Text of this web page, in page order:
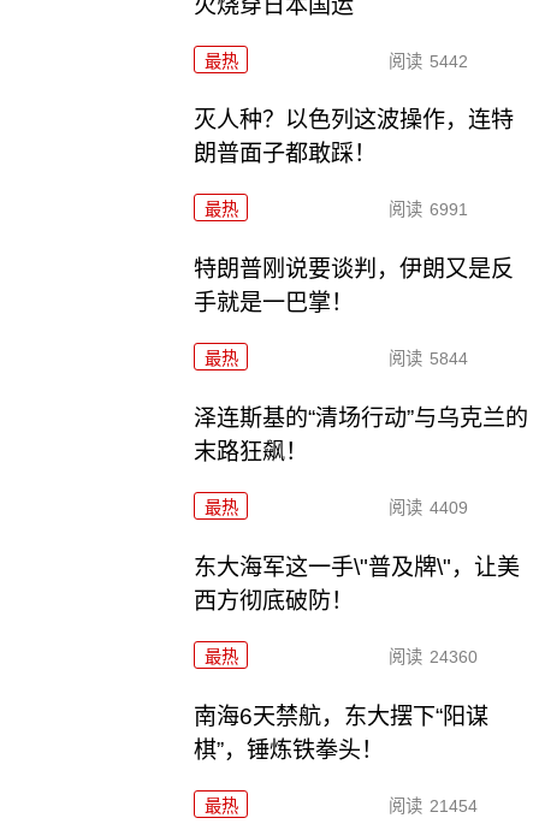
最热 阅读 5442
灭人种？以色列这波操作，连特
朗普面子都敢踩！
最热 阅读 6991
特朗普刚说要谈判，伊朗又是反
手就是一巴掌！
最热 阅读 5844
泽连斯基的“清场行动”与乌克兰的
末路狂飙！
最热 阅读 4409
东大海军这一手\"普及牌\"，让美
西方彻底破防！
最热 阅读 24360
南海6天禁航，东大摆下“阳谋
棋”，锤炼铁拳头！
最热 阅读 21454